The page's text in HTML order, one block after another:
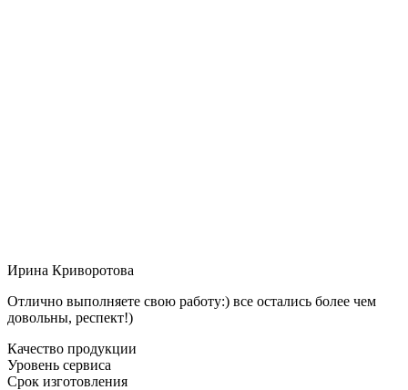
Ирина Криворотова
Отлично выполняете свою работу:) все остались более чем
довольны, респект!)
Качество продукции
Уровень сервиса
Срок изготовления